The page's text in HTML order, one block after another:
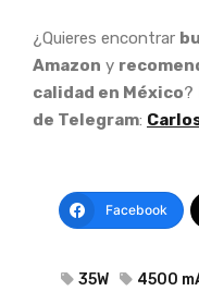
¿Quieres encontrar
Amazon y
calidad en México?
de Telegram:
Facebook
35W 4500